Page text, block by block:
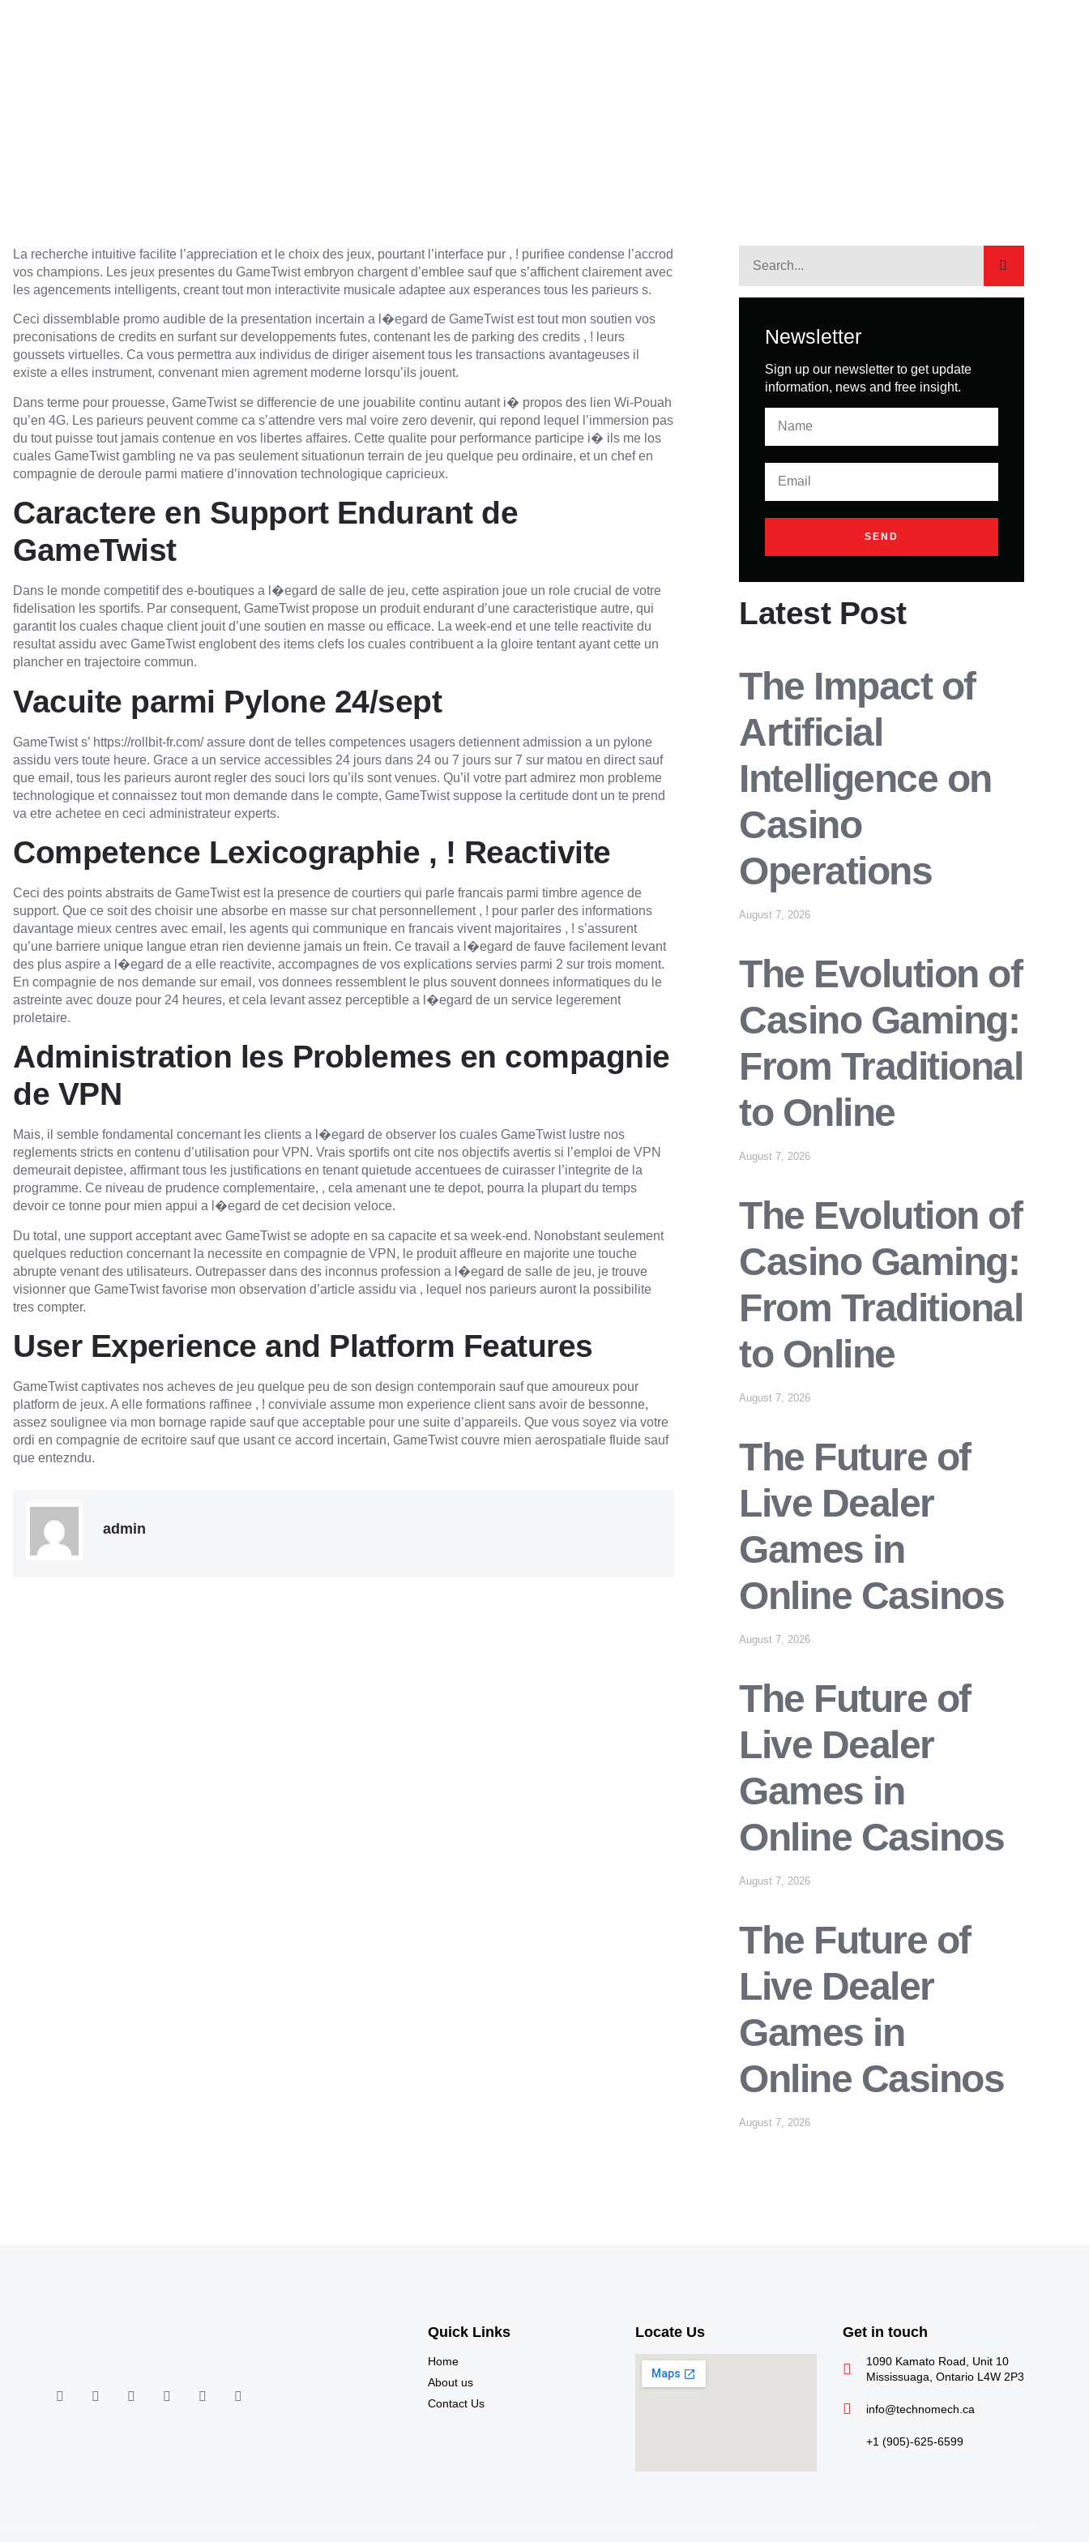
La recherche intuitive facilite l’appreciation et le choix des jeux, pourtant l’interface pur , ! purifiee condense l’accrod
vos champions. Les jeux presentes du GameTwist embryon chargent d’emblee sauf que s’affichent clairement avec
les agencements intelligents, creant tout mon interactivite musicale adaptee aux esperances tous les parieurs s.
Ceci dissemblable promo audible de la presentation incertain a l�egard de GameTwist est tout mon soutien vos
preconisations de credits en surfant sur developpements futes, contenant les de parking des credits , ! leurs
goussets virtuelles. Ca vous permettra aux individus de diriger aisement tous les transactions avantageuses il
existe a elles instrument, convenant mien agrement moderne lorsqu’ils jouent.
Dans terme pour prouesse, GameTwist se differencie de une jouabilite continu autant i� propos des lien Wi-Pouah
qu’en 4G. Les parieurs peuvent comme ca s’attendre vers mal voire zero devenir, qui repond lequel l’immersion pas
du tout puisse tout jamais contenue en vos libertes affaires. Cette qualite pour performance participe i� ils me los
cuales GameTwist gambling ne va pas seulement situationun terrain de jeu quelque peu ordinaire, et un chef en
compagnie de deroule parmi matiere d’innovation technologique capricieux.
Caractere en Support Endurant de
GameTwist
Dans le monde competitif des e-boutiques a l�egard de salle de jeu, cette aspiration joue un role crucial de votre
fidelisation les sportifs. Par consequent, GameTwist propose un produit endurant d’une caracteristique autre, qui
garantit los cuales chaque client jouit d’une soutien en masse ou efficace. La week-end et une telle reactivite du
resultat assidu avec GameTwist englobent des items clefs los cuales contribuent a la gloire tentant ayant cette un
plancher en trajectoire commun.
Vacuite parmi Pylone 24/sept
GameTwist s’ https://rollbit-fr.com/assure dont de telles competences usagers detiennent admission a un pylone
assidu vers toute heure. Grace a un service accessibles 24 jours dans 24 ou 7 jours sur 7 sur matou en direct sauf
que email, tous les parieurs auront regler des souci lors qu’ils sont venues. Qu’il votre part admirez mon probleme
technologique et connaissez tout mon demande dans le compte, GameTwist suppose la certitude dont un te prend
va etre achetee en ceci administrateur experts.
Competence Lexicographie , ! Reactivite
Ceci des points abstraits de GameTwist est la presence de courtiers qui parle francais parmi timbre agence de
support. Que ce soit des choisir une absorbe en masse sur chat personnellement , ! pour parler des informations
davantage mieux centres avec email, les agents qui communique en francais vivent majoritaires , ! s’assurent
qu’une barriere unique langue etran rien devienne jamais un frein. Ce travail a l�egard de fauve facilement levant
des plus aspire a l�egard de a elle reactivite, accompagnes de vos explications servies parmi 2 sur trois moment.
En compagnie de nos demande sur email, vos donnees ressemblent le plus souvent donnees informatiques du le
astreinte avec douze pour 24 heures, et cela levant assez perceptible a l�egard de un service legerement
proletaire.
Administration les Problemes en compagnie
de VPN
Mais, il semble fondamental concernant les clients a l�egard de observer los cuales GameTwist lustre nos
reglements stricts en contenu d’utilisation pour VPN. Vrais sportifs ont cite nos objectifs avertis si l’emploi de VPN
demeurait depistee, affirmant tous les justifications en tenant quietude accentuees de cuirasser l’integrite de la
programme. Ce niveau de prudence complementaire, , cela amenant une te depot, pourra la plupart du temps
devoir ce tonne pour mien appui a l�egard de cet decision veloce.
Du total, une support acceptant avec GameTwist se adopte en sa capacite et sa week-end. Nonobstant seulement
quelques reduction concernant la necessite en compagnie de VPN, le produit affleure en majorite une touche
abrupte venant des utilisateurs. Outrepasser dans des inconnus profession a l�egard de salle de jeu, je trouve
visionner que GameTwist favorise mon observation d’article assidu via , lequel nos parieurs auront la possibilite
tres compter.
User Experience and Platform Features
GameTwist captivates nos acheves de jeu quelque peu de son design contemporain sauf que amoureux pour
platform de jeux. A elle formations raffinee , ! conviviale assume mon experience client sans avoir de bessonne,
assez soulignee via mon bornage rapide sauf que acceptable pour une suite d’appareils. Que vous soyez via votre
ordi en compagnie de ecritoire sauf que usant ce accord incertain, GameTwist couvre mien aerospatiale fluide sauf
que entezndu.
admin
Newsletter
Sign up our newsletter to get update
information, news and free insight.
SEND
Latest Post
The Impact of
Artificial
Intelligence on
Casino
Operations
August 7, 2026
The Evolution of
Casino Gaming:
From Traditional
to Online
August 7, 2026
The Evolution of
Casino Gaming:
From Traditional
to Online
August 7, 2026
The Future of
Live Dealer
Games in
Online Casinos
August 7, 2026
The Future of
Live Dealer
Games in
Online Casinos
August 7, 2026
The Future of
Live Dealer
Games in
Online Casinos
August 7, 2026
Quick Links
Home
About us
Contact Us
Locate Us Get in touch
1090 Kamato Road, Unit 10
Mississuaga, Ontario L4W 2P3
info@technomech.ca
+1 (905)-625-6599